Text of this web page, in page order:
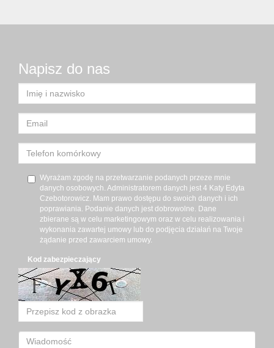
Napisz do nas
Wyrażam zgodę na przetwarzanie podanych przeze mnie
danych osobowych. Administratorem danych jest 4 Katy Edyta
Czebotorowicz. Mam prawo dostępu do swoich danych i ich
poprawiania. Podanie danych jest dobrowolne. Dane
zbierane są w celu marketingowym oraz w celu realizowania i
wykonania zawartej umowy lub do podjęcia działań na Twoje
żądanie przed zawarciem umowy.
Kod zabezpieczający